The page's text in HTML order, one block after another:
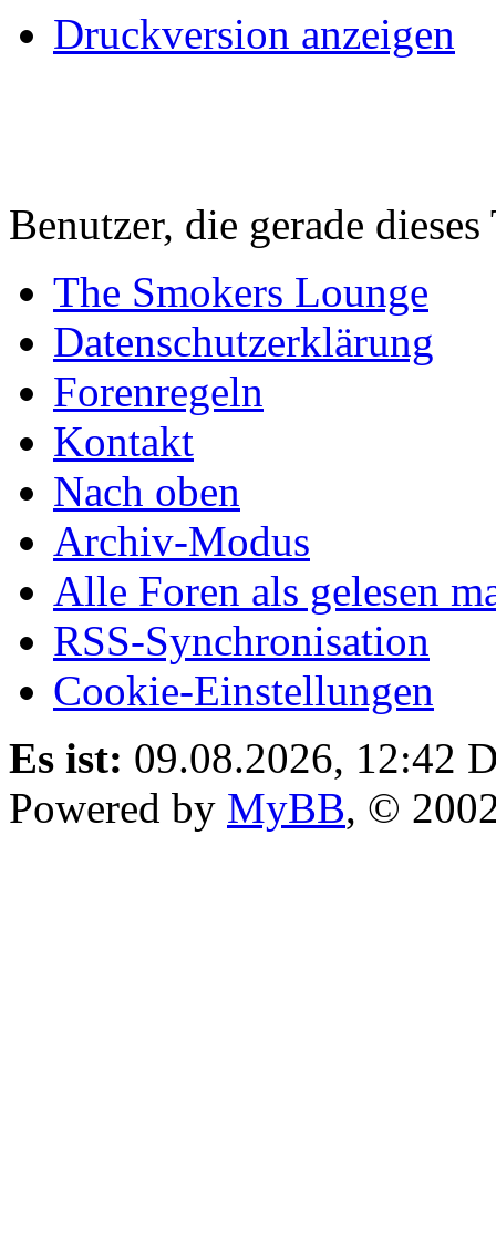
Druckversion anzeigen
Benutzer, die gerade
The Smokers Lounge
Datenschutzerklärung
Forenregeln
Kontakt
Nach oben
Archiv-Modus
Alle Foren als gelesen
RSS-Synchronisation
Cookie-Einstellungen
Es ist: 09.08.2026, 12:42
Powered by MyBB, ©